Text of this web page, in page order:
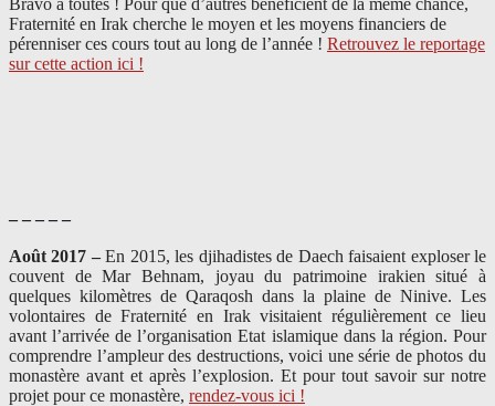
Fraternité en Irak cherche le moyen et les moyens financiers de
pérenniser ces cours tout au long de l’année ! Retrouvez le reportage
sur cette action ici !
– – – – –
Août 2017 –En 2015, les djihadistes de Daech faisaient exploser le
couvent de Mar Behnam, joyau du patrimoine irakien situé à
quelques kilomètres de Qaraqosh dans la plaine de Ninive. Les
volontaires de Fraternité en Irak visitaient régulièrement ce lieu
avant l’arrivée de l’organisation Etat islamique dans la région. Pour
comprendre l’ampleur des destructions, voici une série de photos du
monastère avant et après l’explosion. Et pour tout savoir sur notre
projet pour ce monastère, rendez-vous ici !